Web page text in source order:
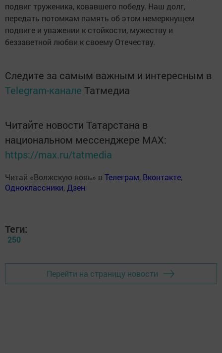
подвиг труженика, ковавшего победу. Наш долг,
передать потомкам память об этом немеркнущем
подвиге и уважении к стойкости, мужеству и
беззаветной любви к своему Отечеству.
Следите за самым важным и интересным в
Telegram-канале Татмедиа
Читайте новости Татарстана в
национальном мессенджере MАХ:
https://max.ru/tatmedia
Читай «Волжскую новь» в Телеграм, Вконтакте,
Одноклассники, Дзен
Теги:
250
Перейти на страницу новости